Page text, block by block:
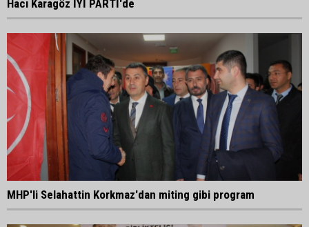
Hacı Karagöz İYİ PARTİ'de
MHP'li Selahattin Korkmaz'dan miting gibi program